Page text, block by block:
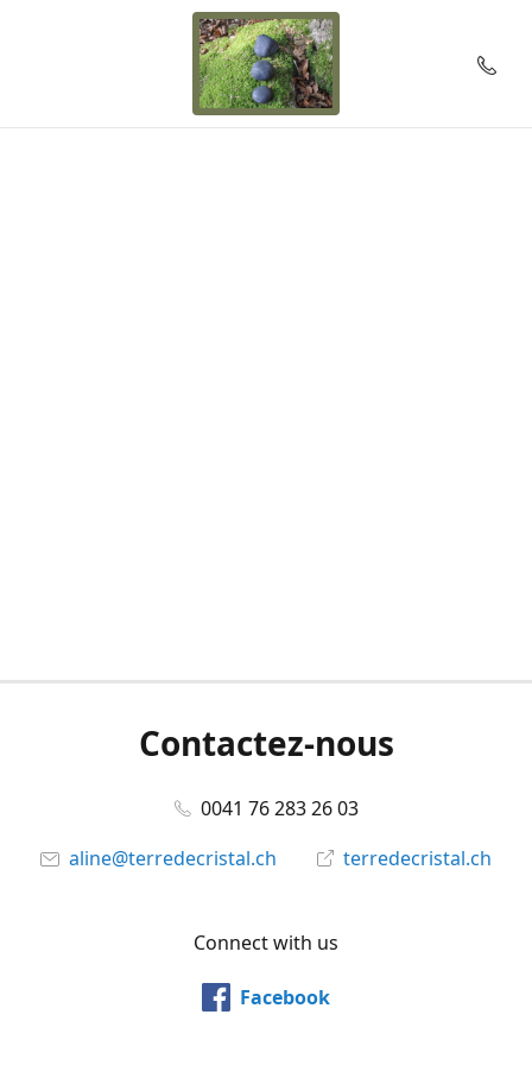
Contactez-nous
0041 76 283 26 03
aline@terredecristal.ch
terredecristal.ch
Connect with us
Facebook